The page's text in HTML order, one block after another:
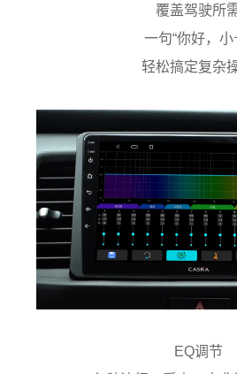
覆盖驾驶所
一句“你好，小
轻松搞定复杂
EQ调节